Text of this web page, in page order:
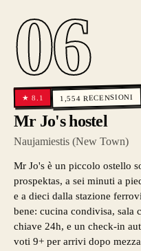
06
★8.1 1,554 RECENSIONI
Mr Jo's hostel
Naujamiestis (New Town)
Mr Jo's è un piccolo ostello
prospektas, a sei minuti a
e a dieci dalla stazione
bene: cucina condivisa, sala
chiave 24h, e un check-in
voti 9+ per arrivi dopo